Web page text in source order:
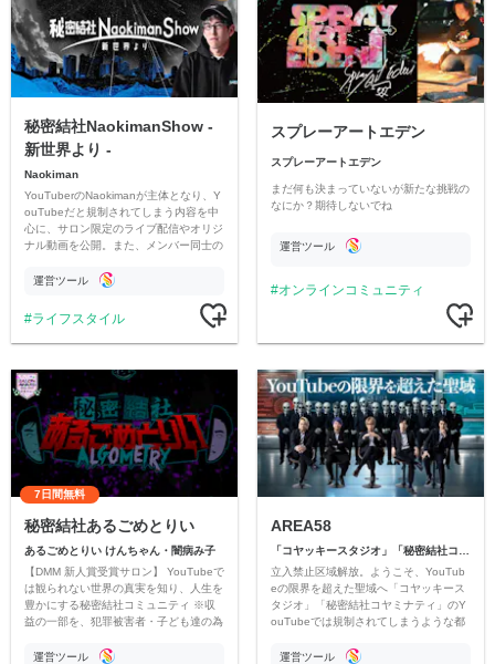
秘密結社NaokimanShow -
新世界より -
Naokiman
YouTuberのNaokimanが主体となり、Y
ouTubeだと規制されてしまう内容を中
心に、サロン限定のライブ配信やオリジ
ナル動画を公開。また、メンバー同士の
ただいています。
運営ツール
ライフスタイル
スプレーアートエデン
スプレーアートエデン
まだ何も決まっていないが新たな挑戦の
なにか？期待しないでね
運営ツール
オンラインコミュニティ
7日間無料
秘密結社あるごめとりい
あるごめとりい けんちゃん・闇病み子
【DMM 新人賞受賞サロン】 YouTubeで
は観られない世界の真実を知り、人生を
豊かにする秘密結社コミュニティ ※収
益の一部を、犯罪被害者・子ども達の為
す運営ツール
AREA58
立入禁止区域解放。ようこそ、YouTub
eの限界を超えた聖域へ「コヤッキース
タジオ」「秘密結社コヤミナティ」のY
ouTubeでは規制されてしまうような都
公開。
運営ツール